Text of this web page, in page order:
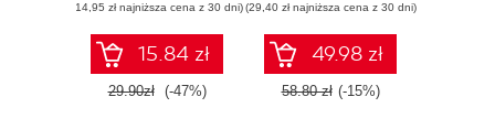
(14,95 zł najniższa cena z 30 dni)
15.84 zł
29.90zł (-47%)
(29,40 zł najniższa cena z 30 dni)
49.98 zł
58.80 zł (-15%)